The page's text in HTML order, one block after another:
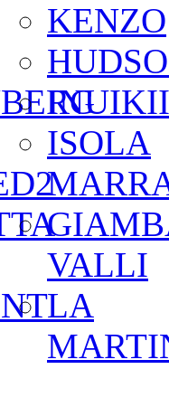
KENZO
INUIKII
ISOLA
VALLI
LA